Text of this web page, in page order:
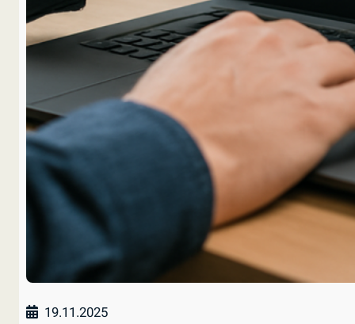
19.11.2025